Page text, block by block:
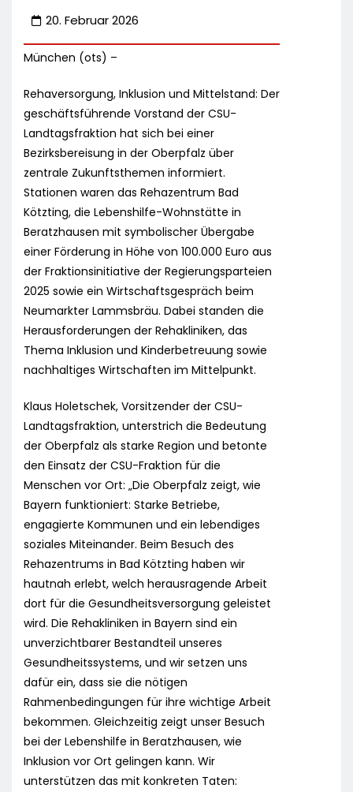
20. Februar 2026
München (ots) –
Rehaversorgung, Inklusion und Mittelstand: Der
geschäftsführende Vorstand der CSU-
Landtagsfraktion hat sich bei einer
Bezirksbereisung in der Oberpfalz über
zentrale Zukunftsthemen informiert.
Stationen waren das Rehazentrum Bad
Kötzting, die Lebenshilfe-Wohnstätte in
Beratzhausen mit symbolischer Übergabe
einer Förderung in Höhe von 100.000 Euro aus
der Fraktionsinitiative der Regierungsparteien
2025 sowie ein Wirtschaftsgespräch beim
Neumarkter Lammsbräu. Dabei standen die
Herausforderungen der Rehakliniken, das
Thema Inklusion und Kinderbetreuung sowie
nachhaltiges Wirtschaften im Mittelpunkt.
Klaus Holetschek, Vorsitzender der CSU-
Landtagsfraktion, unterstrich die Bedeutung
der Oberpfalz als starke Region und betonte
den Einsatz der CSU-Fraktion für die
Menschen vor Ort: „Die Oberpfalz zeigt, wie
Bayern funktioniert: Starke Betriebe,
engagierte Kommunen und ein lebendiges
soziales Miteinander. Beim Besuch des
Rehazentrums in Bad Kötzting haben wir
hautnah erlebt, welch herausragende Arbeit
dort für die Gesundheitsversorgung geleistet
wird. Die Rehakliniken in Bayern sind ein
unverzichtbarer Bestandteil unseres
Gesundheitssystems, und wir setzen uns
dafür ein, dass sie die nötigen
Rahmenbedingungen für ihre wichtige Arbeit
bekommen. Gleichzeitig zeigt unser Besuch
bei der Lebenshilfe in Beratzhausen, wie
Inklusion vor Ort gelingen kann. Wir
unterstützen das mit konkreten Taten: